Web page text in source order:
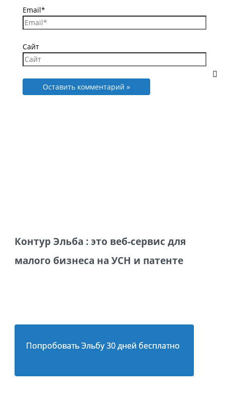
Email*
Сайт
Контур Эльба : это веб-сервис для
малого бизнеса на УСН и патенте
Попробовать Эльбу 30 дней бесплатно